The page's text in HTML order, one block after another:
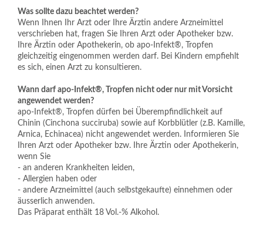
Was sollte dazu beachtet werden?
Wenn Ihnen Ihr Arzt oder Ihre Ärztin andere Arzneimittel
verschrieben hat, fragen Sie Ihren Arzt oder Apotheker bzw.
Ihre Ärztin oder Apothekerin, ob apo-Infekt®, Tropfen
gleichzeitig eingenommen werden darf. Bei Kindern empfiehlt
es sich, einen Arzt zu konsultieren.
Wann darf apo-Infekt®, Tropfen nicht oder nur mit Vorsicht
angewendet werden?
apo-Infekt®, Tropfen dürfen bei Überempfindlichkeit auf
Chinin (Cinchona succiruba) sowie auf Korbblütler (z.B. Kamille,
Arnica, Echinacea) nicht angewendet werden. Informieren Sie
Ihren Arzt oder Apotheker bzw. Ihre Ärztin oder Apothekerin,
wenn Sie
- an anderen Krankheiten leiden,
- Allergien haben oder
- andere Arzneimittel (auch selbstgekaufte) einnehmen oder
äusserlich anwenden.
Das Präparat enthält 18 Vol.-% Alkohol.